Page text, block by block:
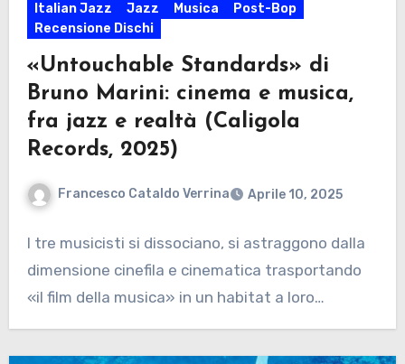
Italian Jazz
Jazz Musica
Post-Bop
Recensione Dischi
«Untouchable Standards» di
Bruno Marini: cinema e musica,
fra jazz e realtà (Caligola
Records, 2025)
Francesco Cataldo Verrina Aprile 10, 2025
I tre musicisti si dissociano, si astraggono dalla
dimensione cinefila e cinematica trasportando
«il film della musica» in un habitat a loro…